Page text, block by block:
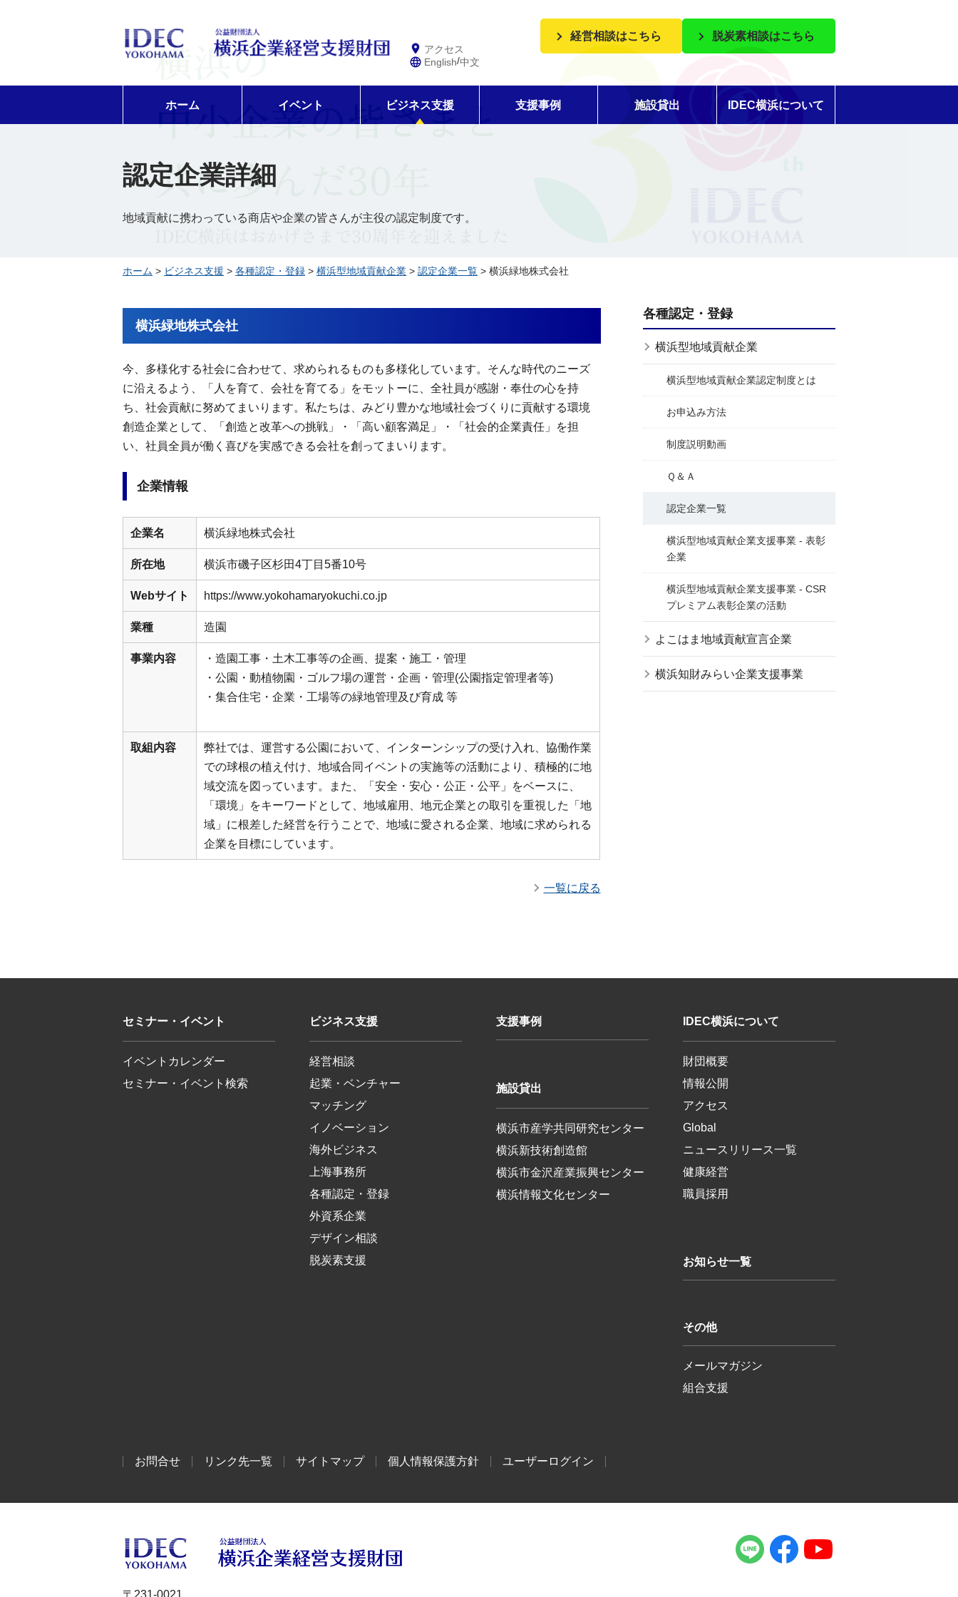
アクセス
English/中文
経営相談はこちら 脱炭素相談はこちら
ホーム イベント ビジネス支援 支援事例 施設貸出 IDEC横浜について
認定企業詳細
地域貢献に携わっている商店や企業の皆さんが主役の認定制度です。
ホーム > ビジネス支援 > 各種認定・登録 > 横浜型地域貢献企業 > 認定企業一覧 > 横浜緑地株式会社
横浜緑地株式会社
今、多様化する社会に合わせて、求められるものも多様化しています。そんな時代のニーズ
に沿えるよう、「人を育て、会社を育てる」をモットーに、全社員が感謝・奉仕の心を持
ち、社会貢献に努めてまいります。私たちは、みどり豊かな地域社会づくりに貢献する環境
創造企業として、「創造と改革への挑戦」・「高い顧客満足」・「社会的企業責任」を担
い、社員全員が働く喜びを実感できる会社を創ってまいります。
企業情報
企業名 横浜緑地株式会社
所在地 横浜市磯子区杉田4丁目5番10号
Webサイト https://www.yokohamaryokuchi.co.jp
業種 造園
事業内容
・造園工事・土木工事等の企画、提案・施工・管理
・公園・動植物園・ゴルフ場の運営・企画・管理(公園指定管理者等)
・集合住宅・企業・工場等の緑地管理及び育成 等
取組内容
弊社では、運営する公園において、インターンシップの受け入れ、協働作業
での球根の植え付け、地域合同イベントの実施等の活動により、積極的に地
域交流を図っています。また、「安全・安心・公正・公平」をベースに、
「環境」をキーワードとして、地域雇用、地元企業との取引を重視した「地
域」に根差した経営を行うことで、地域に愛される企業、地域に求められる
企業を目標にしています。
一覧に戻る
各種認定・登録
横浜型地域貢献企業
横浜型地域貢献企業認定制度とは
お申込み方法
制度説明動画
Ｑ＆Ａ
認定企業一覧
横浜型地域貢献企業支援事業 - 表彰
企業
横浜型地域貢献企業支援事業 - CSR
プレミアム表彰企業の活動
よこはま地域貢献宣言企業
横浜知財みらい企業支援事業
セミナー・イベント
イベントカレンダー
セミナー・イベント検索
ビジネス支援
経営相談
起業・ベンチャー
マッチング
イノベーション
海外ビジネス
上海事務所
各種認定・登録
外資系企業
デザイン相談
脱炭素支援
支援事例
施設貸出
横浜市産学共同研究センター
横浜新技術創造館
横浜市金沢産業振興センター
横浜情報文化センター
IDEC横浜について
財団概要
情報公開
アクセス
Global
ニュースリリース一覧
健康経営
職員採用
お知らせ一覧
その他
メールマガジン
組合支援
お問合せ リンク先一覧 サイトマップ 個人情報保護方針 ユーザーログイン
〒231-0021